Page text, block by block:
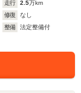
走行 2.5万km
修復
なし
整備
法定整備付